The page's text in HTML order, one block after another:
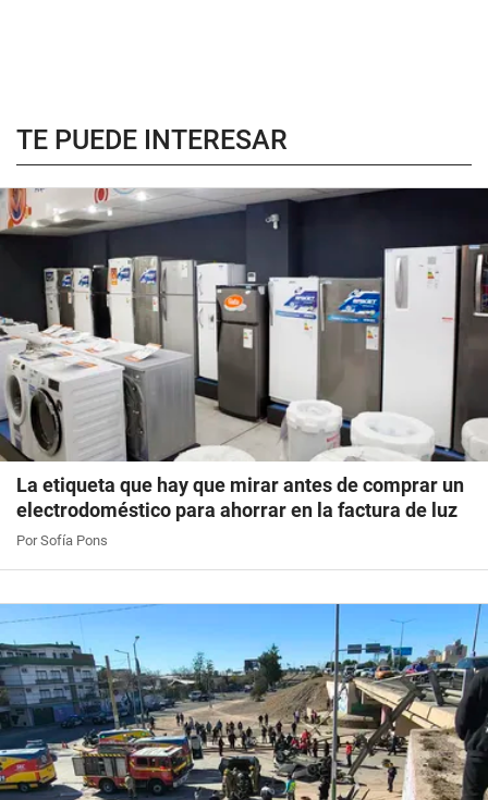
TE PUEDE INTERESAR
La etiqueta que hay que mirar antes de comprar un
electrodoméstico para ahorrar en la factura de luz
Por Sofía Pons